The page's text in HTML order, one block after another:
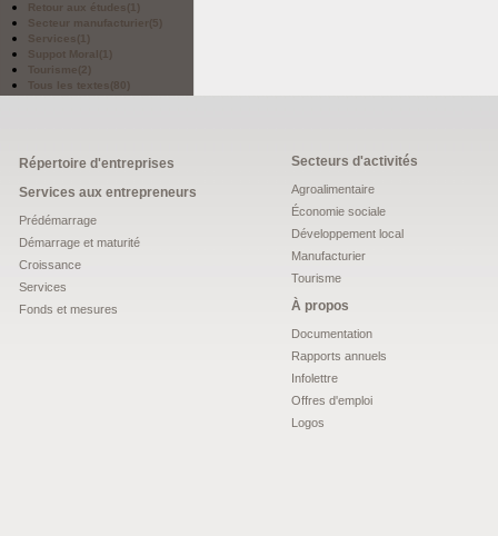
Retour aux études(1)
Secteur manufacturier (5)
Services(1)
Suppot Moral(1)
Tourisme(2)
Tous les textes(80)
Répertoire d'entreprises
Services aux entrepreneurs
Prédémarrage
Démarrage et maturité
Croissance
Services
Fonds et mesures
Secteurs d'activités
Agroalimentaire
Économie sociale
Développement local
Manufacturier
Tourisme
À propos
Documentation
Rapports annuels
Infolettre
Offres d'emploi
Logos